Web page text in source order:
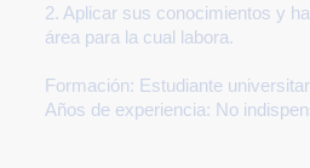
2. Aplicar sus conocimientos y
área para la cual labora.
Formación: Estudiante
Años de experiencia: No